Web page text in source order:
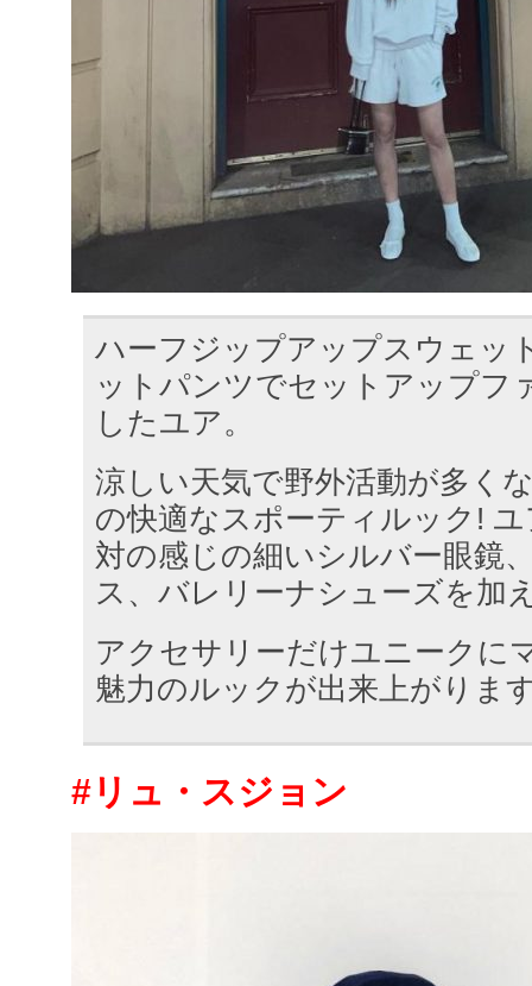
ハーフジップアップスウェッ
ットパンツでセットアップフ
したユア。
涼しい天気で野外活動が多く
の快適なスポーティルック!
対の感じの細いシルバー眼鏡
ス、バレリーナシューズを加
アクセサリーだけユニークに
魅力のルックが出来上がりま
#リュ・スジョン